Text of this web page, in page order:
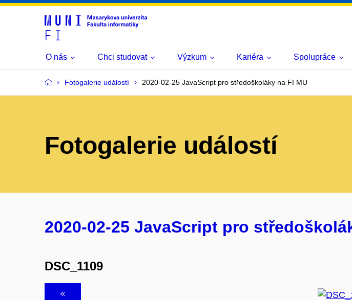
O nás Chci studovat Výzkum Kariéra Spolupráce
Fotogalerie událostí 2020-02-25 JavaScript pro středoškoláky na FI MU
Fotogalerie událostí
2020-02-25 JavaScript pro
DSC_1109